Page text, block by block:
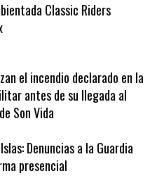
Classic Riders
el incendio declarado en la
antes de su llegada al
Son Vida
Denuncias a la Guardia
presencial